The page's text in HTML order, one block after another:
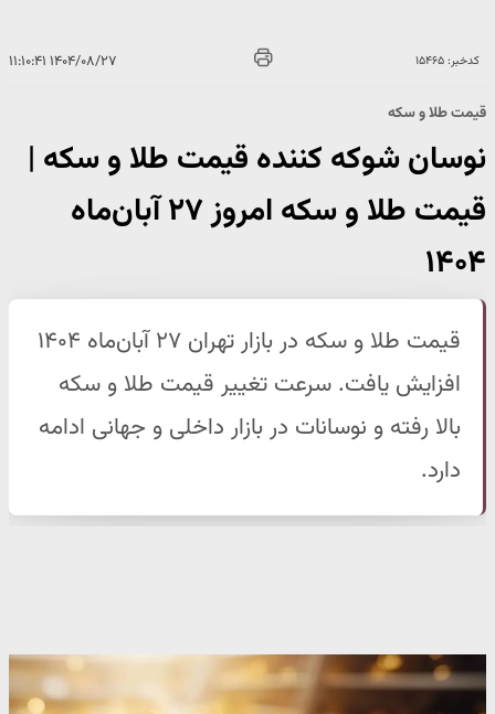
کدخبر: ۱۵۴۶۵ ۱۴۰۴/۰۸/۲۷ ۱۱:۱۰:۴۱
قیمت طلا و سکه
نوسان شوکه کننده قیمت طلا و سکه |
قیمت طلا و سکه امروز ۲۷ آبان‌ماه
۱۴۰۴
قیمت طلا و سکه در بازار تهران ۲۷ آبان‌ماه ۱۴۰۴
افزایش یافت. سرعت تغییر قیمت طلا و سکه
بالا رفته و نوسانات در بازار داخلی و جهانی ادامه
دارد.